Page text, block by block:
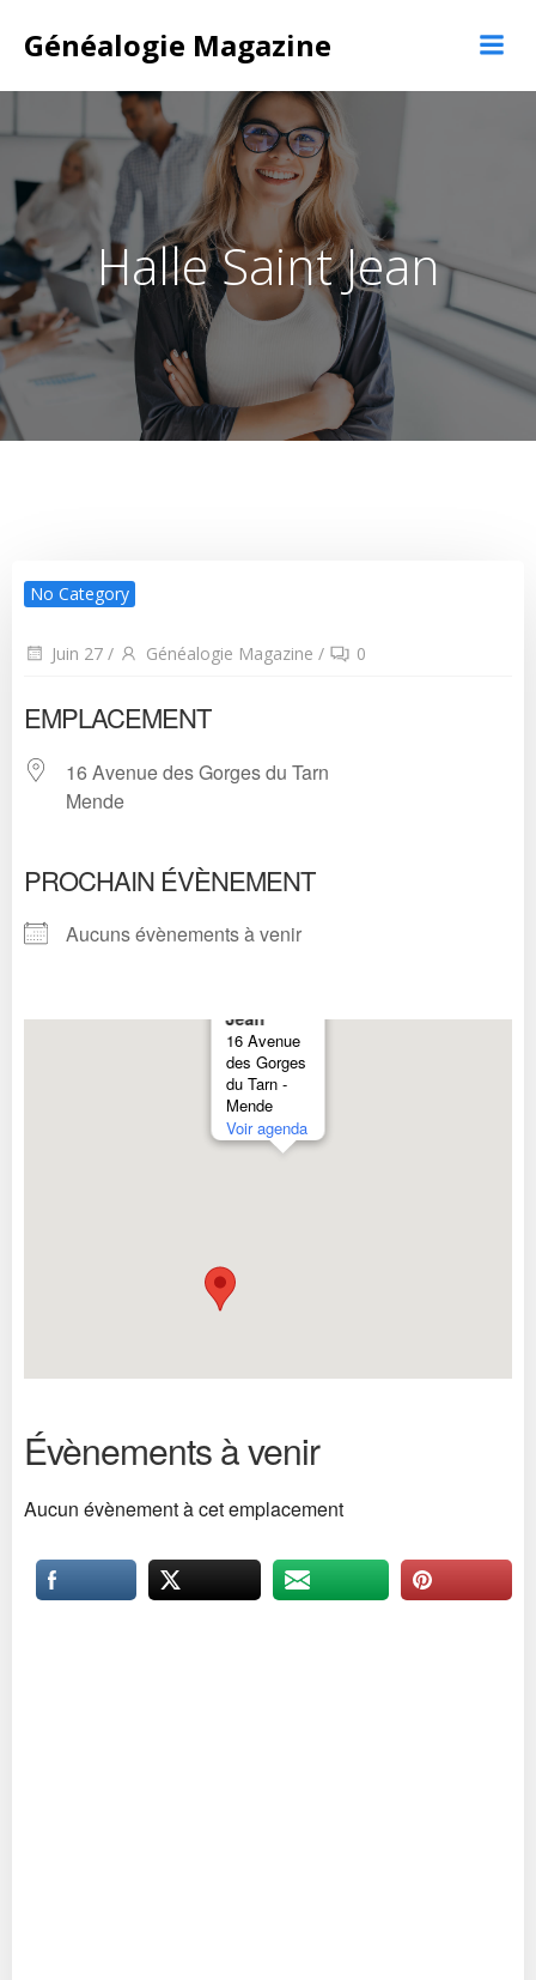
au
Généalogie Magazine
Halle Saint Jean
No Category
Juin 27 / Généalogie Magazine / 0
EMPLACEMENT
16 Avenue des Gorges du Tarn
Mende
PROCHAIN ÉVÈNEMENT
Aucuns évènements à venir
Jean
16 Avenue
des Gorges
du Tarn -
Mende
Voir agenda
Évènements à venir
Aucun évènement à cet emplacement